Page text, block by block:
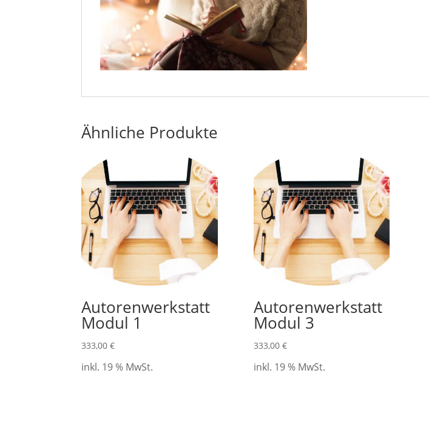
Ähnliche Produkte
Autorenwerkstatt
Modul 1
333,00€
inkl. 19 % MwSt.
Autorenwerkstatt
Modul 3
333,00 €
inkl. 19 % MwSt.